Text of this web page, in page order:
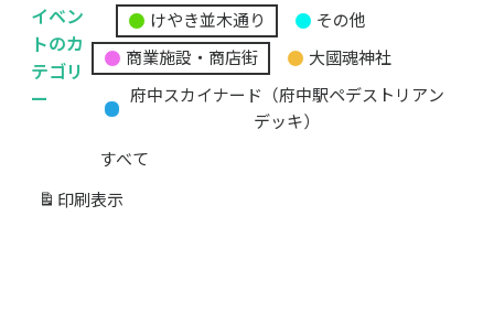
イベン
トのカ
テゴリ
ー
無
題
カ
ゴ
リ
けやき並木通り
その他
商業施設・商店街
大國魂神社
府中スカイナード（府中駅ペデストリアン
デッキ）
すべて
印刷 表示